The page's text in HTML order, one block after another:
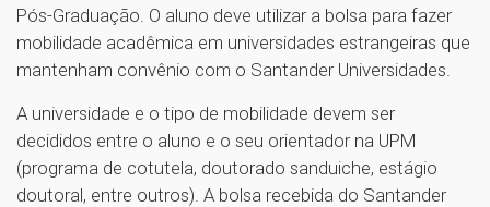
Pós-Graduação. O aluno deve utilizar a bolsa para fazer
mobilidade acadêmica em universidades estrangeiras que
mantenham convênio com o Santander Universidades.
A universidade e o tipo de mobilidade devem ser
decididos entre o aluno e o seu orientador na UPM
(programa de cotutela, doutorado sanduiche, estágio
doutoral, entre outros). A bolsa recebida do Santander